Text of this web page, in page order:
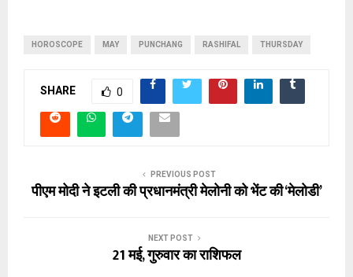
HOROSCOPE MAY PUNCHANG RASHIFAL THURSDAY
SHARE 0
PREVIOUS POST
पीएम मोदी ने इटली की प्रधानमंत्री मेलोनी को भेंट की ‘मेलोडी’
NEXT POST
21 मई, गुरुवार का राशिफल